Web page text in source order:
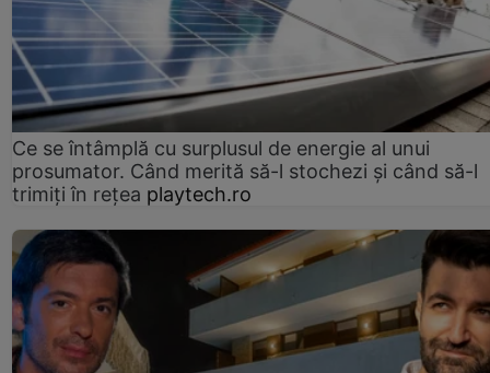
Ce se întâmplă cu surplusul de energie al unui
prosumator. Când merită să-l stochezi și când să-l
trimiți în rețea playtech.ro